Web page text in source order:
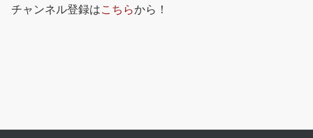
チャンネル登録はこちらから！